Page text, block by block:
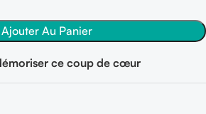
Ajouter Au Panier
ce coup de cœur